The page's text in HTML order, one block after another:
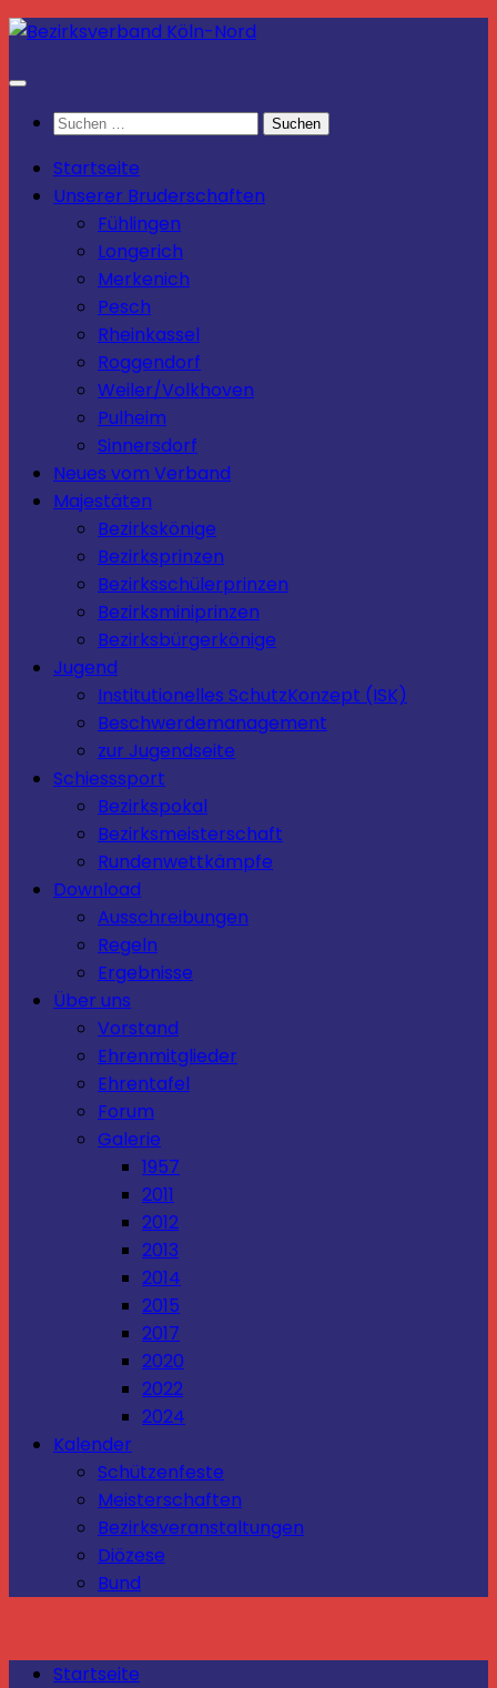
Zum
springen
Suchen
Startseite
Unserer Bruderschaften
Fühlingen
Longerich
Merkenich
Pesch
Rheinkassel
Roggendorf
Weiler/Volkhoven
Pulheim
Sinnersdorf
Neues vom Verband
Majestäten
Bezirkskönige
Bezirksprinzen
Bezirksschülerprinzen
Bezirksminiprinzen
Bezirksbürgerkönige
Jugend
Institutionelles SchutzKonzept (ISK)
Beschwerdemanagement
zur Jugendseite
Schiesssport
Bezirkspokal
Bezirksmeisterschaft
Rundenwettkämpfe
Download
Ausschreibungen
Regeln
Ergebnisse
Über uns
Vorstand
Ehrenmitglieder
Ehrentafel
Forum
Galerie
1957
2011
2012
2013
2014
2015
2017
2020
2022
2024
Kalender
Schützenfeste
Meisterschaften
Bezirksveranstaltungen
Diözese
Bund
Startseite